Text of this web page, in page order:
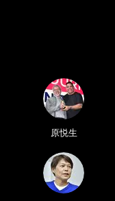
原悦生